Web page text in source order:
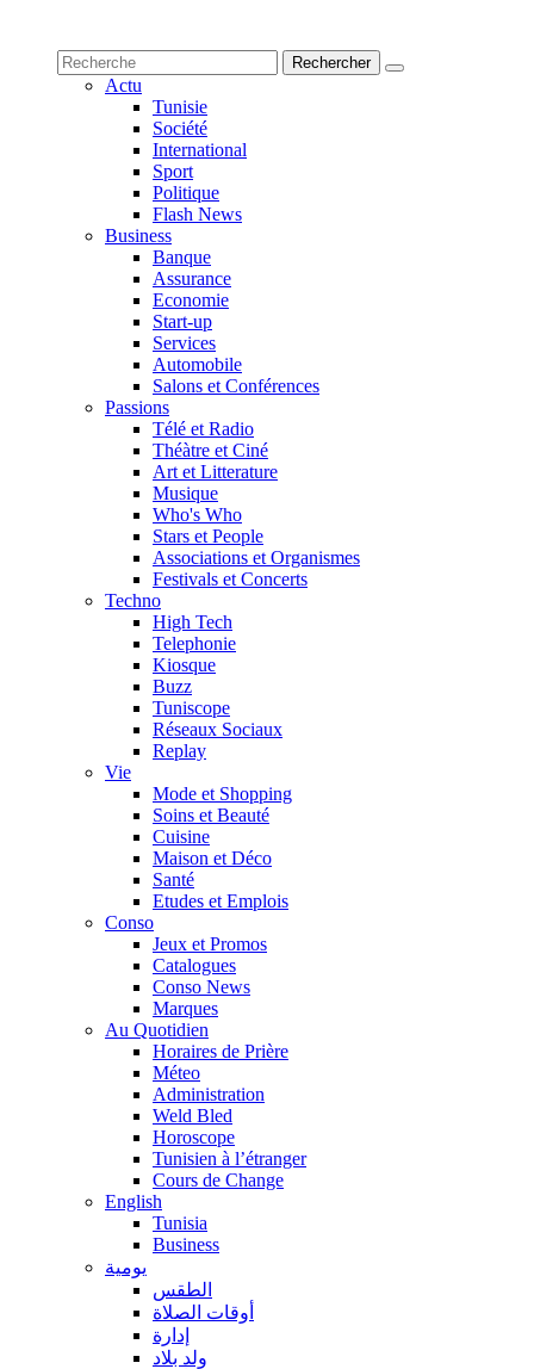
Actu
Tunisie
Société
International
Sport
Politique
Flash News
Business
Banque
Assurance
Economie
Start-up
Services
Automobile
Salons et Conférences
Passions
Télé et Radio
Théàtre et Ciné
Art et Litterature
Musique
Who's Who
Stars et People
Associations et Organismes
Festivals et Concerts
Techno
High Tech
Telephonie
Kiosque
Buzz
Tuniscope
Réseaux Sociaux
Replay
Vie
Mode et Shopping
Soins et Beauté
Cuisine
Maison et Déco
Santé
Etudes et Emplois
Conso
Jeux et Promos
Catalogues
Conso News
Marques
Au Quotidien
Horaires de Prière
Méteo
Administration
Weld Bled
Horoscope
Tunisien à l’étranger
Cours de Change
English
Tunisia
Business
يومية
الطقس
أوقات الصلاة
إدارة
ولد بلاد